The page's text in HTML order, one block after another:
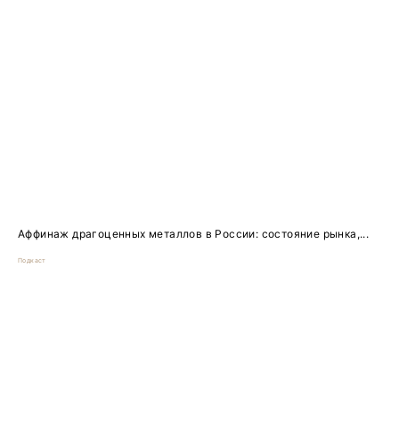
Аффинаж драгоценных металлов в России: состояние рынка,...
Подкаст